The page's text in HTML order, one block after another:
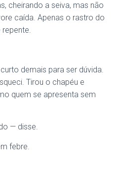
cheirando a seiva, mas não
caída. Apenas o rastro do
repente.
demais para ser dúvida.
Tirou o chapéu e
quem se apresenta sem
— disse.
febre.